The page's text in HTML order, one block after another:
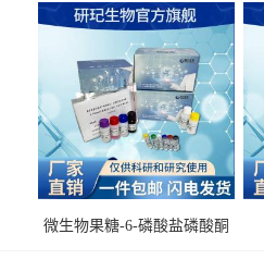
微生物果糖-6-磷酸盐磷酸酮